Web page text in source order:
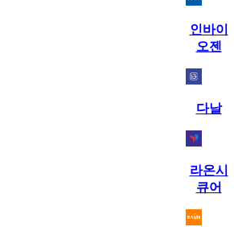
인바이
오젠
다날
라온시
큐어